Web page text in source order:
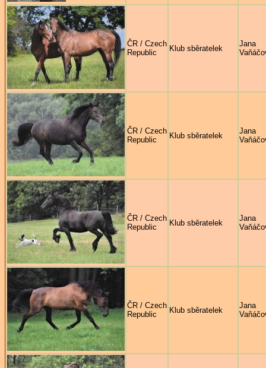
ČR / Czech
Republic
Klub sběratelek
Jana
ČR / Czech
Republic
Klub sběratelek
Jana
ČR / Czech
Republic
Klub sběratelek
Jana
ČR / Czech
Republic
Klub sběratelek
Jana